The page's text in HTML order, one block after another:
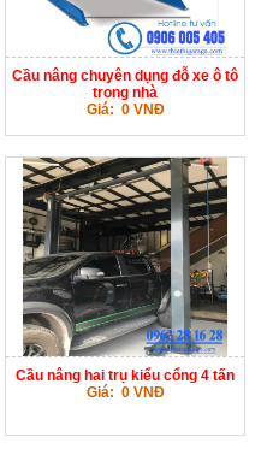
Cầu nâng chuyên dụng đỗ xe ô tô
trong nhà
Giá: 0 VNĐ
Cầu nâng hai trụ kiểu cổng 4 tấn
Giá: 0 VNĐ